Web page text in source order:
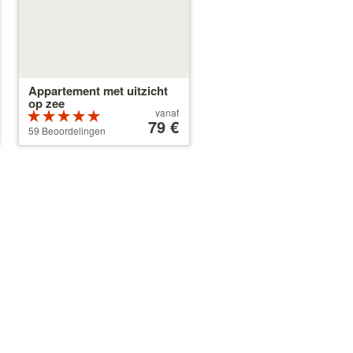
Appartement met uitzicht
op zee
Beoordeeld
als 5 sterren
van 5
59 Beoordelingen
vanaf
79 €